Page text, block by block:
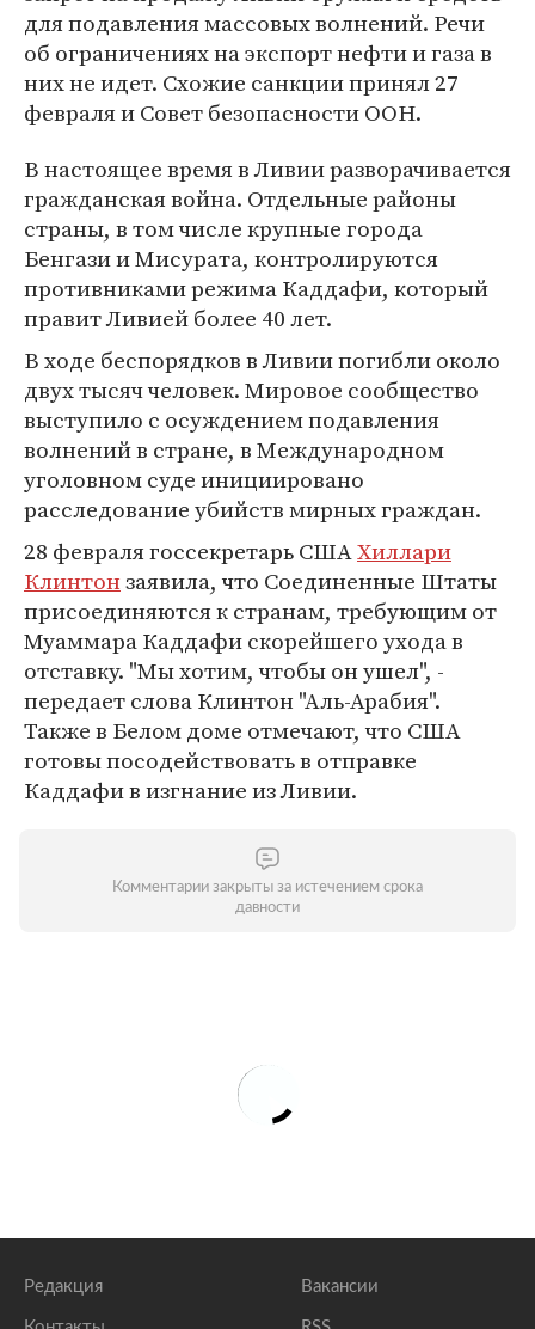
для подавления массовых волнений. Речи
об ограничениях на экспорт нефти и газа в
них не идет. Схожие санкции принял 27
февраля и Совет безопасности ООН.
В настоящее время в Ливии разворачивается
гражданская война. Отдельные районы
страны, в том числе крупные города
Бенгази и Мисурата, контролируются
противниками режима Каддафи, который
правит Ливией более 40 лет.
В ходе беспорядков в Ливии погибли около
двух тысяч человек. Мировое сообщество
выступило с осуждением подавления
волнений в стране, в Международном
уголовном суде инициировано
расследование убийств мирных граждан.
28 февраля госсекретарь СШАХиллари
Клинтонзаявила, что Соединенные Штаты
присоединяются к странам, требующим от
Муаммара Каддафи скорейшего ухода в
отставку. "Мы хотим, чтобы он ушел", -
передает слова Клинтон "Аль-Арабия".
Также в Белом доме отмечают, что США
готовы посодействовать в отправке
Каддафи в изгнание из Ливии.
Комментарии закрыты за истечением срока
давности
Редакция Вакансии